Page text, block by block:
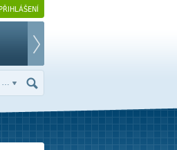
PŘIHLÁŠENÍ